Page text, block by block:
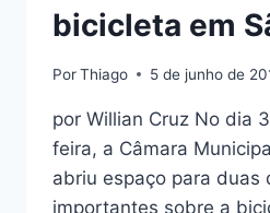
bicicleta em
PorThiago 5 de junho de
por Willian Cruz No dia
feira, a Câmara
abriu espaço para duas
importantes sobre a